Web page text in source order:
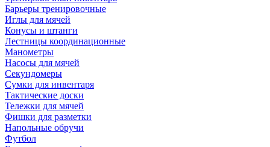
Барьеры тренировочные
Иглы для мячей
Конусы и штанги
Лестницы координационные
Манометры
Насосы для мячей
Секундомеры
Сумки для инвентаря
Тактические доски
Тележки для мячей
Фишки для разметки
Напольные обручи
Футбол